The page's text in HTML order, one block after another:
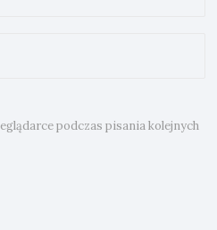
podczas pisania kolejnych